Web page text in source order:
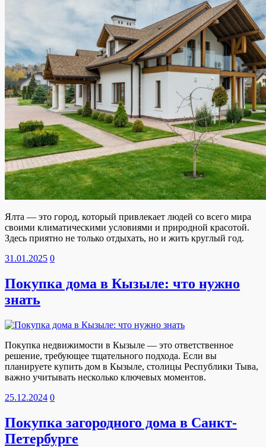
Ялта — это город, который привлекает людей со всего мира
своими климатическими условиями и природной красотой.
Здесь приятно не только отдыхать, но и жить круглый год.
31.01.2025 0
Покупка дома в Кызыле: что нужно
знать
Покупка недвижимости в Кызыле — это ответственное
решение, требующее тщательного подхода. Если вы
планируете купить дом в Кызыле, столицы Республики Тыва,
важно учитывать несколько ключевых моментов.
25.12.2024 0
Покупка загородного дома в Санкт-
Петербурге